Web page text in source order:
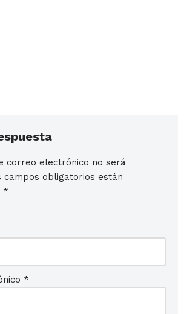
correo electrónico no será
campos obligatorios están
*
*